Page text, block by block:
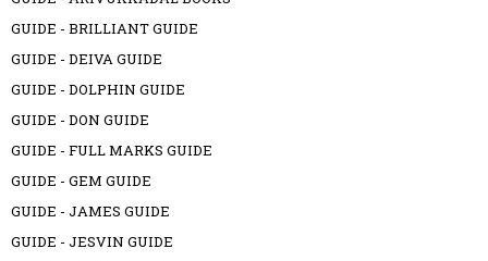
GUIDE - BRILLIANT GUIDE
GUIDE - DEIVA GUIDE
GUIDE - DOLPHIN GUIDE
GUIDE - DON GUIDE
GUIDE - FULL MARKS GUIDE
GUIDE - GEM GUIDE
GUIDE - JAMES GUIDE
GUIDE - JESVIN GUIDE